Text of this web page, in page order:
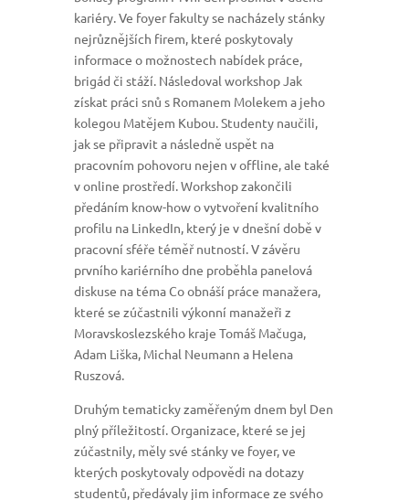
kariéry. Ve foyer fakulty se nacházely stánky
nejrůznějších firem, které poskytovaly
informace o možnostech nabídek práce,
brigád či stáží. Následoval workshop Jak
získat práci snů s Romanem Molekem a jeho
kolegou Matějem Kubou. Studenty naučili,
jak se připravit a následně uspět na
pracovním pohovoru nejen v offline, ale také
v online prostředí. Workshop zakončili
předáním know-how o vytvoření kvalitního
profilu na LinkedIn, který je v dnešní době v
pracovní sféře téměř nutností. V závěru
prvního kariérního dne proběhla panelová
diskuse na téma Co obnáší práce manažera,
které se zúčastnili výkonní manažeři z
Moravskoslezského kraje Tomáš Mačuga,
Adam Liška, Michal Neumann a Helena
Ruszová.
Druhým tematicky zaměřeným dnem byl Den
plný příležitostí. Organizace, které se jej
zúčastnily, měly své stánky ve foyer, ve
kterých poskytovaly odpovědi na dotazy
studentů, předávaly jim informace ze svého